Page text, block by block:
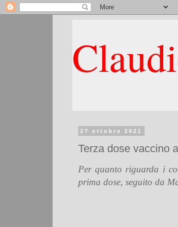
27 ottobre 2021
Terza dose vaccino
Per quanto riguarda i
prima dose, seguito da